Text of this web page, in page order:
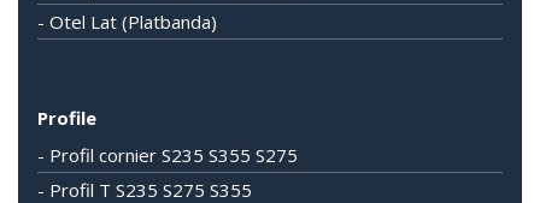
- Otel Lat (Platbanda)
Profile
- Profil cornier S235 S355 S275
- Profil T S235 S275 S355